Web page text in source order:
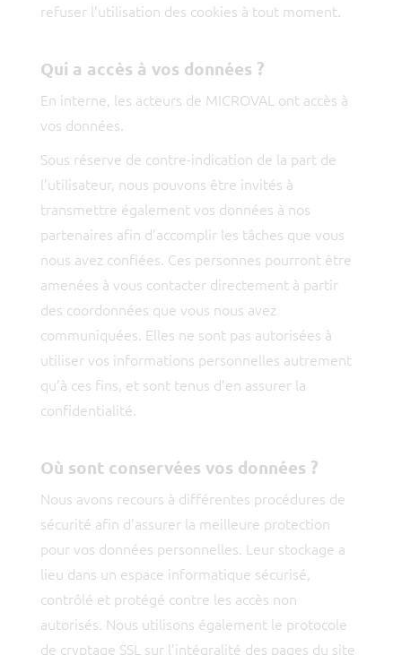
refuser l’utilisation des cookies à tout moment.
Qui a accès à vos données ?
En interne, les acteurs de MICROVAL ont accès à
vos données.
Sous réserve de contre-indication de la part de
l’utilisateur, nous pouvons être invités à
transmettre également vos données à nos
partenaires afin d’accomplir les tâches que vous
nous avez confiées. Ces personnes pourront être
amenées à vous contacter directement à partir
des coordonnées que vous nous avez
communiquées. Elles ne sont pas autorisées à
utiliser vos informations personnelles autrement
qu’à ces fins, et sont tenus d’en assurer la
confidentialité.
Où sont conservées vos données ?
Nous avons recours à différentes procédures de
sécurité afin d’assurer la meilleure protection
pour vos données personnelles. Leur stockage a
lieu dans un espace informatique sécurisé,
contrôlé et protégé contre les accès non
autorisés. Nous utilisons également le protocole
de cryptage SSL sur l’intégralité des pages du site